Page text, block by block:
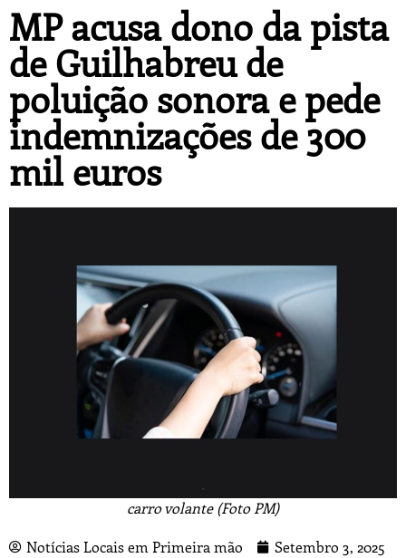
MP acusa dono da pista
de Guilhabreu de
poluição sonora e pede
indemnizações de 300
mil euros
carro volante (Foto PM)
Notícias Locais em Primeira mão
Setembro 3, 2025